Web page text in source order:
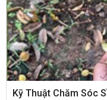
Kỹ Thuật Chăm Sóc